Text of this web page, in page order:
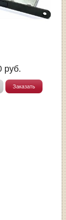
руб.
Заказать